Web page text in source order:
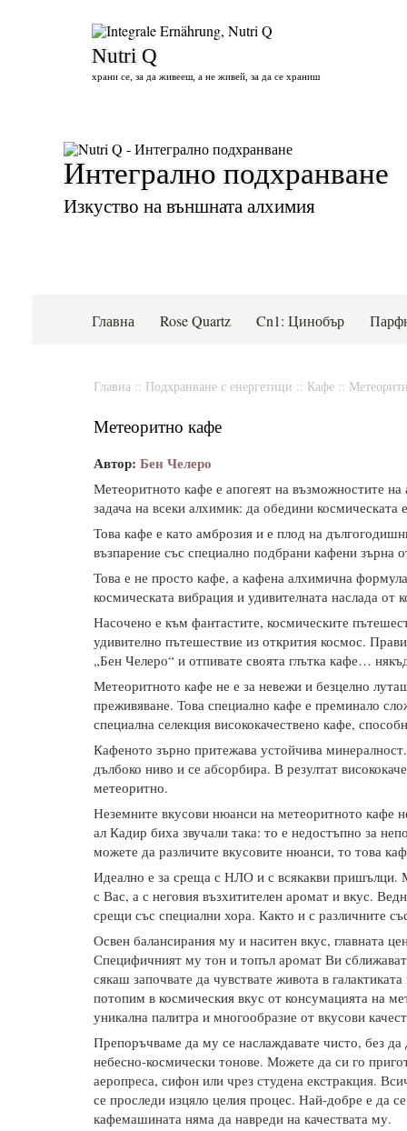
Nutri Q
храни се, за да живееш, а не живей, за да се храниш
Интегрално подхранване
Изкуство на външната алхимия
Главна Rose Quartz Cn1: Цинобър
Главна :: Подхранване с енергетици :: Кафе ::
Метеоритно кафе
Автор:Бен Челеро
Метеоритното кафе е апогеят на възможностите
задача на всеки алхимик: да обедини
Това кафе е като амброзия и е плод на
възпарение със специално подбрани кафени зърна
Това е не просто кафе, а кафена алхимична
космическата вибрация и удивителната наслада от
Насочено е към фантастите, космическите
удивително пътешествие из открития космос.
„Бен Челеро“ и отпивате своята глътка кафе…
Метеоритното кафе не е за невежи и безцелно
преживяване. Това специално кафе е преминало
специална селекция висококачествено кафе,
Кафеното зърно притежава устойчива
дълбоко ниво и се абсорбира. В резултат
метеоритно.
Неземните вкусови нюанси на метеоритното
ал Кадир биха звучали така: то е недостъпно за
можете да различите вкусовите нюанси, то това
Идеално е за среща с НЛО и с всякакви пришълци.
с Вас, а с неговия възхитителен аромат и вкус.
срещи със специални хора. Както и с различните
Освен балансирания му и наситен вкус, главната
Специфичният му тон и топъл аромат Ви
сякаш започвате да чувствате живота в
потопим в космическия вкус от консумацията на
уникална палитра и многообразие от вкусови
Препоръчваме да му се наслаждавате чисто, без
небесно-космически тонове. Можете да си го
аеропреса, сифон или чрез студена екстракция.
се проследи изцяло целия процес. Най-добре е да
кафемашината няма да навреди на качествата му.